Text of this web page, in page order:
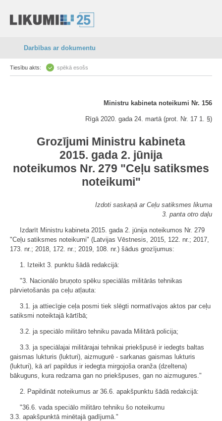
Darbības ar dokumentu
Tiesību akts: spēkā esošs
Ministru kabineta noteikumi Nr. 156
Rīgā 2020. gada 24. martā (prot. Nr. 17 1. §)
Grozījumi Ministru kabineta
2015. gada 2. jūnija
noteikumos Nr. 279 "Ceļu satiksmes
noteikumi"
Izdoti saskaņā ar Ceļu satiksmes likuma
3. panta otro daļu
Izdarīt Ministru kabineta 2015. gada 2. jūnija noteikumos Nr. 279
"Ceļu satiksmes noteikumi" (Latvijas Vēstnesis, 2015, 122. nr.; 2017,
173. nr.; 2018, 172. nr.; 2019, 108. nr.) šādus grozījumus:
1. Izteikt 3. punktu šādā redakcijā:
"3. Nacionālo bruņoto spēku speciālās militārās tehnikas
pārvietošanās pa ceļu atļauta:
3.1. ja attiecīgie ceļa posmi tiek slēgti normatīvajos aktos par ceļu
satiksmi noteiktajā kārtībā;
3.2. ja speciālo militāro tehniku pavada Militārā policija;
3.3. ja speciālajai militārajai tehnikai priekšpusē ir iedegts baltas
gaismas lukturis (lukturi), aizmugurē - sarkanas gaismas lukturis
(lukturi), kā arī papildus ir iedegta mirgojoša oranža (dzeltena)
bākuguns, kura redzama gan no priekšpuses, gan no aizmugures."
2. Papildināt noteikumus ar 36.6. apakšpunktu šādā redakcijā:
"36.6. vada speciālo militāro tehniku šo noteikumu
3.3. apakšpunktā minētajā gadījumā."